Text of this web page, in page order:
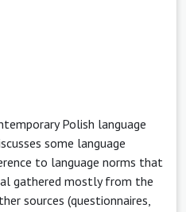
Polish language
some language
to language norms that
gathered mostly from the
sources (questionnaires,